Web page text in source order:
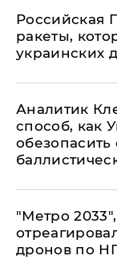
Российская
ракеты,
украинских
Аналитик
способ, как
обезопасить
"Метро
дронов по